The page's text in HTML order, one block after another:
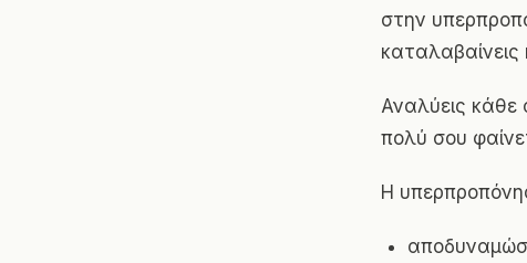
στην
καταλαβαίνεις
Αναλύεις κάθε
πολύ σου
Η